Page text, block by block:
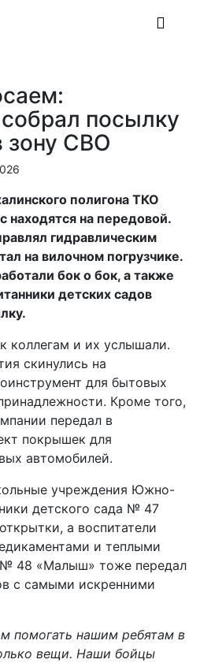
посылку
зону СВО
полигона ТКО
находятся на передовой.
гидравлическим
на вилочном погрузчике.
бок о бок, а также
детских садов
коллегам и их услышали.
скинулись на
для бытовых
Кроме того,
передал в
покрышек для
автомобилей.
учреждения Южно-
детского сада № 47
а воспитатели
и теплыми
48 «Малыш» тоже передал
с самыми искренними
помогать нашим ребятам в
вещи. Наши бойцы